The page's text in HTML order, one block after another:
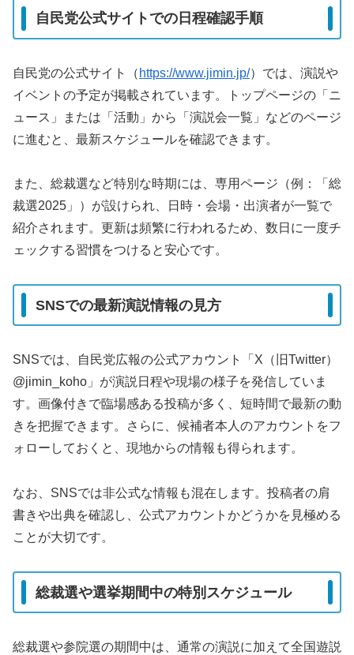
自民党公式サイトでの日程確認手順
自民党の公式サイト（ https://www.jimin.jp/）では、演説や
イベントの予定が掲載されています。トップページの「ニ
ュース」または「活動」から「演説会一覧」などのページ
に進むと、最新スケジュールを確認できます。
また、総裁選など特別な時期には、専用ページ（例：「総
裁選2025」）が設けられ、日時・会場・出演者が一覧で
紹介されます。更新は頻繁に行われるため、数日に一度チ
ェックする習慣をつけると安心です。
SNSでの最新演説情報の見方
SNSでは、自民党広報の公式アカウント「X（旧Twitter）
@jimin_koho」が演説日程や現場の様子を発信していま
す。画像付きで臨場感ある投稿が多く、短時間で最新の動
きを把握できます。さらに、候補者本人のアカウントをフ
ォローしておくと、現地からの情報も得られます。
なお、SNSでは非公式な情報も混在します。投稿者の肩
書きや出典を確認し、公式アカウントかどうかを見極める
ことが大切です。
総裁選や選挙期間中の特別スケジュール
総裁選や参院選の期間中は、通常の演説に加えて全国遊説